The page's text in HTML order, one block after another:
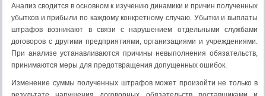
Анализ сводится в основном к изучению динамики и причин полученных
убытков и прибыли по каждому конкретному случаю. Убытки и выплаты
штрафов возникают в связи с нарушением отдельными службами
договоров с другими предприятиями, организациями и учреждениями.
При анализе устанавливаются причины невыполнения обязательств,
принимаются меры для предотвращения допущенных ошибок.
Изменение суммы полученных штрафов может произойти не только в